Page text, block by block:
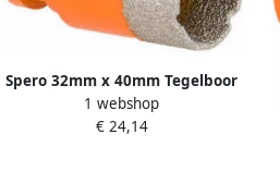
Spero 32mm x 40mm Tegelboor
Xtreme met Opruimfunctie Nat &
Droog M14 32-M14-TDN
1 webshop
€ 24,14